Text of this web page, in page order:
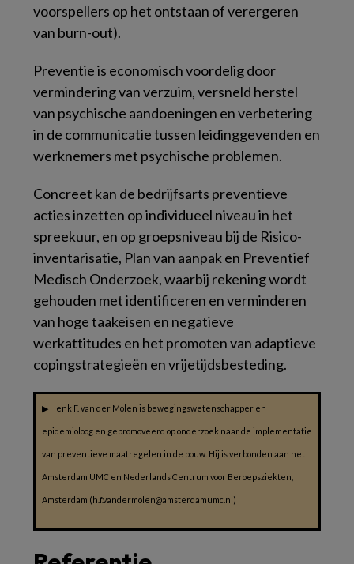
voorspellers op het ontstaan of verergeren
van burn-out).
Preventie is economisch voordelig door
vermindering van verzuim, versneld herstel
van psychische aandoeningen en verbetering
in de communicatie tussen leidinggevenden en
werknemers met psychische problemen.
Concreet kan de bedrijfsarts preventieve
acties inzetten op individueel niveau in het
spreekuur, en op groepsniveau bij de Risico-
inventarisatie, Plan van aanpak en Preventief
Medisch Onderzoek, waarbij rekening wordt
gehouden met identificeren en verminderen
van hoge taakeisen en negatieve
werkattitudes en het promoten van adaptieve
copingstrategieën en vrijetijdsbesteding.
▶ Henk F. van der Molen is bewegingswetenschapper en
epidemioloog en gepromoveerd op onderzoek naar de implementatie
van preventieve maatregelen in de bouw. Hij is verbonden aan het
Amsterdam UMC en Nederlands Centrum voor Beroepsziekten,
Amsterdam (h.f.vandermolen@amsterdamumc.nl)